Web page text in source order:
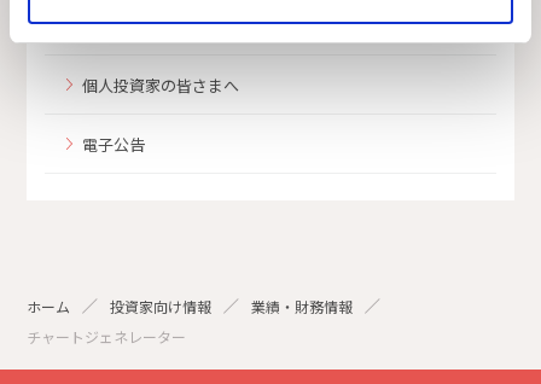
定款・株式取扱規則
個人投資家の皆さまへ
電子公告
ホーム 投資家向け情報
業績・財務情報
チャートジェネレーター